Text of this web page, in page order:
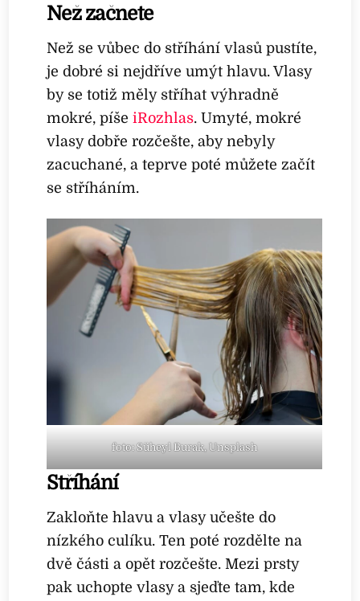
Než začnete
Než se vůbec do stříhání vlasů pustíte,
je dobré si nejdříve umýt hlavu. Vlasy
by se totiž měly stříhat výhradně
mokré, píšeiRozhlas. Umyté, mokré
vlasy dobře rozčešte, aby nebyly
zacuchané, a teprve poté můžete začít
se stříháním.
foto: Süheyl Burak, Unsplash
Stříhání
Zakloňte hlavu a vlasy učešte do
nízkého culíku. Ten poté rozdělte na
dvě části a opět rozčešte. Mezi prsty
pak uchopte vlasy a sjeďte tam, kde